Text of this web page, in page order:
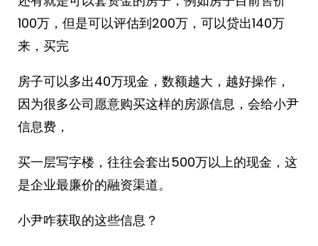
100万，但是可以评估到200万，可以贷出140万
来，买完
房子可以多出40万现金，数额越大，越好操作，
因为很多公司愿意购买这样的房源信息，会给小尹
信息费，
买一层写字楼，往往会套出500万以上的现金，这
是企业最廉价的融资渠道。
小尹咋获取的这些信息？